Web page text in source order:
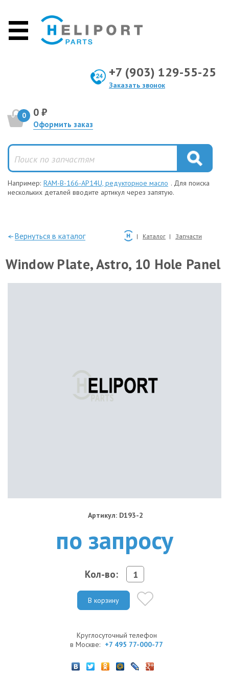
+7 (903) 129-55-25
Заказать звонок
0 0 ₽
Оформить заказ
Например: RAM-B-166-AP14U, редукторное масло . Для поиска
нескольких деталей вводите артикул через запятую.
—Вернуться в каталог Каталог Запчасти
Window Plate, Astro, 10 Hole Panel
Артикул: D193-2
по запросу
Кол-во:
В корзину
Круглосуточный телефон
в Москве: +7 495 77-000-77